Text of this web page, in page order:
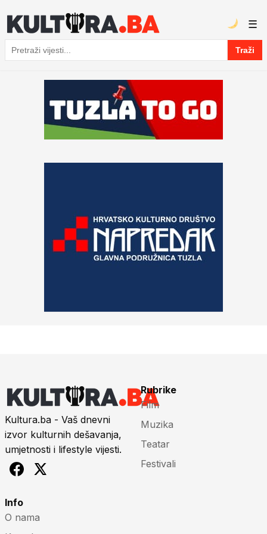
Pretraga
Traži
☰
Kultura.ba - Vaš dnevni
izvor kulturnih dešavanja,
umjetnosti i lifestyle vijesti.
Rubrike
Film
Muzika
Teatar
Festivali
Info
O nama